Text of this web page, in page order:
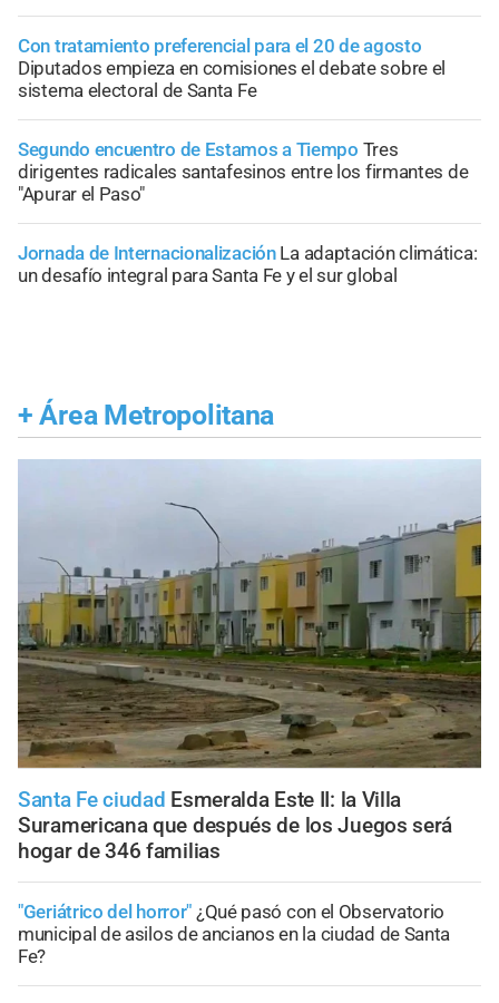
Con tratamiento preferencial para el 20 de agosto
Diputados empieza en comisiones el debate sobre el
sistema electoral de Santa Fe
Segundo encuentro de Estamos a Tiempo Tres
dirigentes radicales santafesinos entre los firmantes de
"Apurar el Paso"
Jornada de Internacionalización La adaptación climática:
un desafío integral para Santa Fe y el sur global
+ Área Metropolitana
Santa Fe ciudad Esmeralda Este II: la Villa
Suramericana que después de los Juegos será
hogar de 346 familias
"Geriátrico del horror" ¿Qué pasó con el Observatorio
municipal de asilos de ancianos en la ciudad de Santa
Fe?